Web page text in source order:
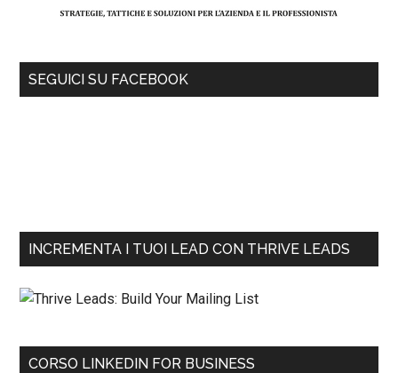
SEGUICI SU FACEBOOK
INCREMENTA I TUOI LEAD CON THRIVE LEADS
CORSO LINKEDIN FOR BUSINESS